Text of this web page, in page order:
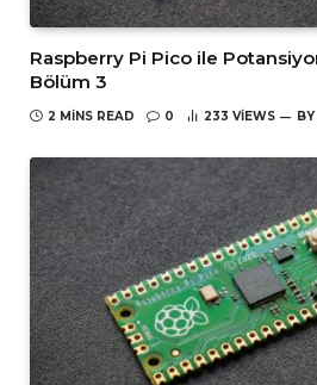
Raspberry Pi Pico ile
Bölüm 3
2 MINS READ 0 233 VIEWS BY